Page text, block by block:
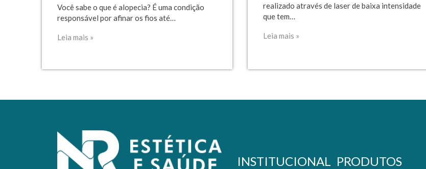
Você sabe o que é alopecia? É uma condição
responsável por afinar os fios até…
Leia mais »
realizado através de laser de baixa intensidade
que tem…
Leia mais »
INSTITUCIONAL PRODUTOS